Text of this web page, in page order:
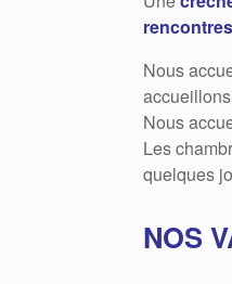
Nous
Nous
Les
quelques
NOS